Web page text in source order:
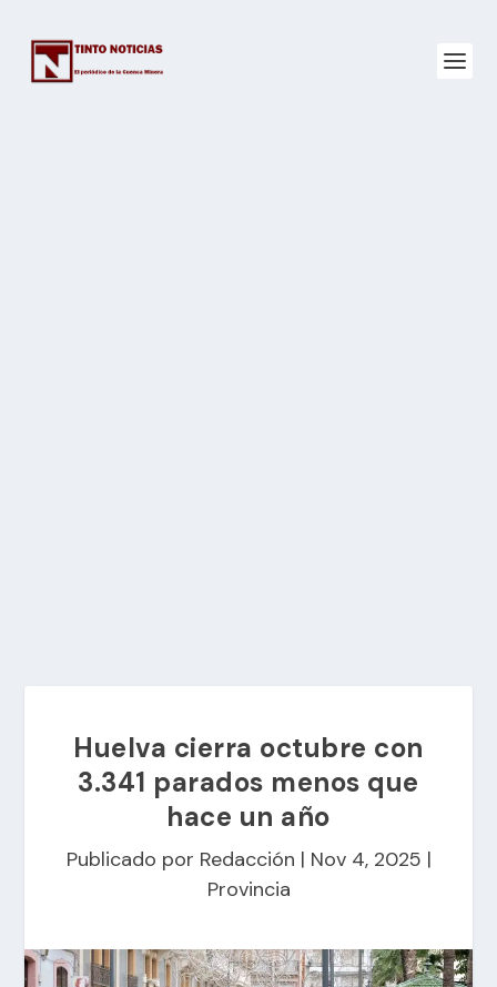
Huelva cierra octubre con
3.341 parados menos que
hace un año
Publicado por Redacción | Nov 4, 2025 |
Provincia